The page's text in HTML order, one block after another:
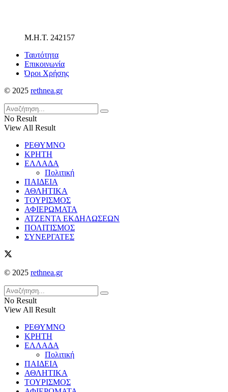
Μ.Η.Τ. 242157
Ταυτότητα
Επικοινωνία
Όροι Χρήσης
© 2025 rethnea.gr
No Result
View All Result
ΡΕΘΥΜΝΟ
ΚΡΗΤΗ
ΕΛΛΑΔΑ
Πολιτική
ΠΑΙΔΕΙΑ
ΑΘΛΗΤΙΚΑ
ΤΟΥΡΙΣΜΟΣ
ΑΦΙΕΡΩΜΑΤΑ
ΑΤΖΕΝΤΑ ΕΚΔΗΛΩΣΕΩΝ
ΠΟΛΙΤΙΣΜΟΣ
ΣΥΝΕΡΓΑΤΕΣ
© 2025 rethnea.gr
No Result
View All Result
ΡΕΘΥΜΝΟ
ΚΡΗΤΗ
ΕΛΛΑΔΑ
Πολιτική
ΠΑΙΔΕΙΑ
ΑΘΛΗΤΙΚΑ
ΤΟΥΡΙΣΜΟΣ